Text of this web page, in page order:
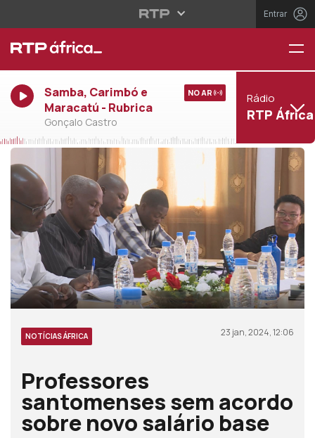
Entrar
Samba, Carimbó e
Maracatú - Rubrica
Gonçalo Castro
NO AR Rádio
RTP África
NOTÍCIAS ÁFRICA 23 jan, 2024, 12:06
Professores
santomenses sem acordo
sobre novo salário base